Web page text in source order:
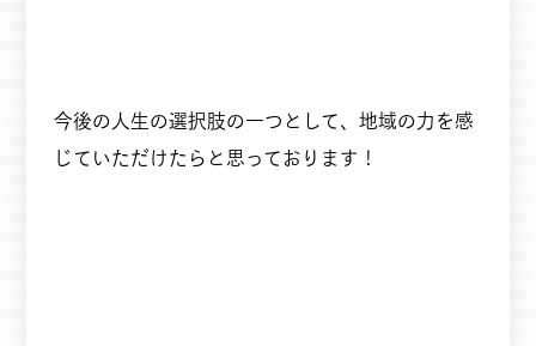
今後の人生の選択肢の一つとして、地域の力を感
じていただけたらと思っております！